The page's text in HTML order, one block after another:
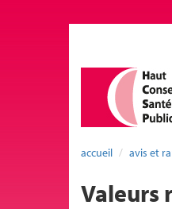
accueil avis et
Valeurs